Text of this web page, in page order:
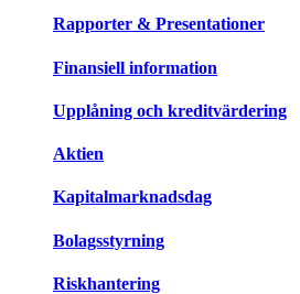
Rapporter & Presentationer
Finansiell information
Upplåning och kreditvärdering
Aktien
Kapitalmarknadsdag
Bolagsstyrning
Riskhantering